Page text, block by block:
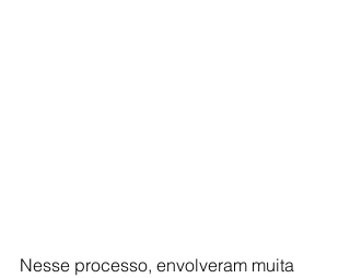
Nesse processo, envolveram muita